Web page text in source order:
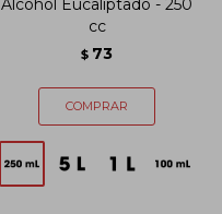
Alcohol Eucaliptado - 250
cc
$ 73